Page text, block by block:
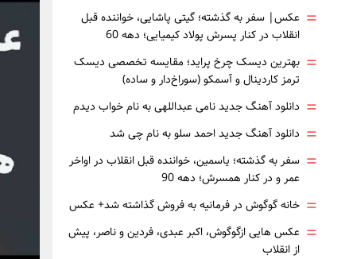
= عکس| سفر به گذشته؛ گیتی پاشایی، خواننده قبل
انقلاب در کنار پسرش پولاد کیمیایی؛ دهه 60
= بهترین دیسک چرخ پراید؛ مقایسه تخصصی دیسک
ترمز کاردینال و آسمکو (سوراخ‌دار و ساده)
= دانلود آهنگ جدید نامی عبداللهی به نام خواب دیدم
= دانلود آهنگ جدید احمد سلو به نام چی شد
= سفر به گذشته؛ یاسمین، خواننده قبل انقلاب در اواخر
عمر و در کنار همسرش؛ دهه 90
= خانه گوگوش در فرمانیه به فروش گذاشته شد+ عکس
= عکس هایی ازگوگوش، اکبر عبدی، فردین و ناصر، پیش
از انقلاب